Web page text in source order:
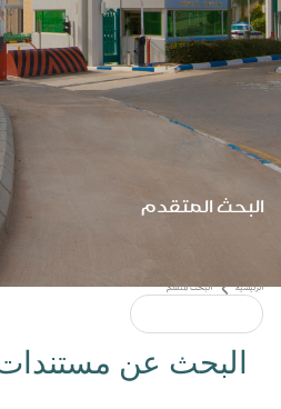
البحث المتقدم
البحث عن